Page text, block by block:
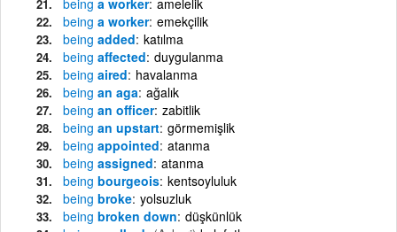
being a worker emekçilik
being added katılma
being affected duygulanma
being aired havalanma
being an aga ağalık
being an officer zabitlik
being an upstart görmemişlik
being appointed atanma
being assigned atanma
being bourgeois kentsoyluluk
being broke yolsuzluk
being broken down düşkünlük